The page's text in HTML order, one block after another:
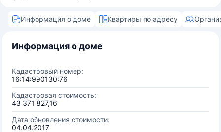
Информация о доме Квартиры по адресу
Информация о доме
Кадастровый номер:
16:14:990130:76
Кадастровая стоимость:
43 371 827,16
Дата обновления стоимости:
04.04.2017